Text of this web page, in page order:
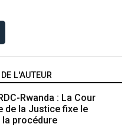
L'AUTEUR
Rwanda : La Cour
de la Justice fixe le
la procédure